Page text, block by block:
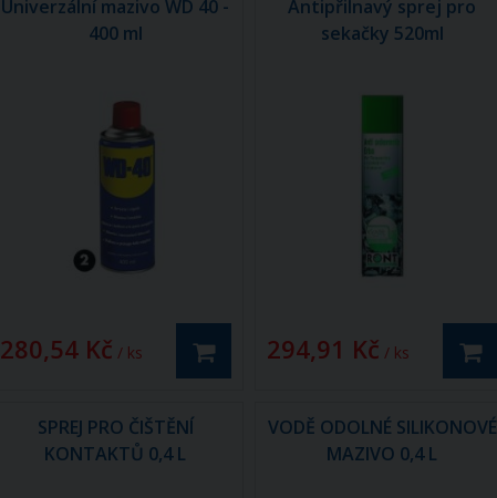
Univerzální mazivo WD 40 -
400 ml
280,54 Kč / ks
Antipřilnavý sprej pro
sekačky 520ml
294,91 Kč / ks
SPREJ PRO ČIŠTĚNÍ
KONTAKTŮ 0,4 L
VODĚ ODOLNÉ SILIKONOVÉ
MAZIVO 0,4 L